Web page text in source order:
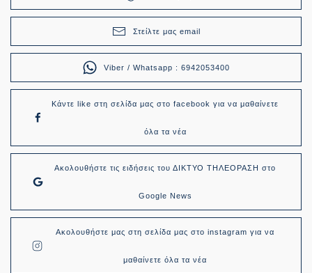
Στείλτε μας email
Viber / Whatsapp : 6942053400
Κάντε like στη σελίδα μας στο facebook για να μαθαίνετε
όλα τα νέα
Ακολουθήστε τις ειδήσεις του ΔΙΚΤΥΟ ΤΗΛΕΟΡΑΣΗ στο
Google News
Ακολουθήστε μας στη σελίδα μας στο instagram για να
μαθαίνετε όλα τα νέα